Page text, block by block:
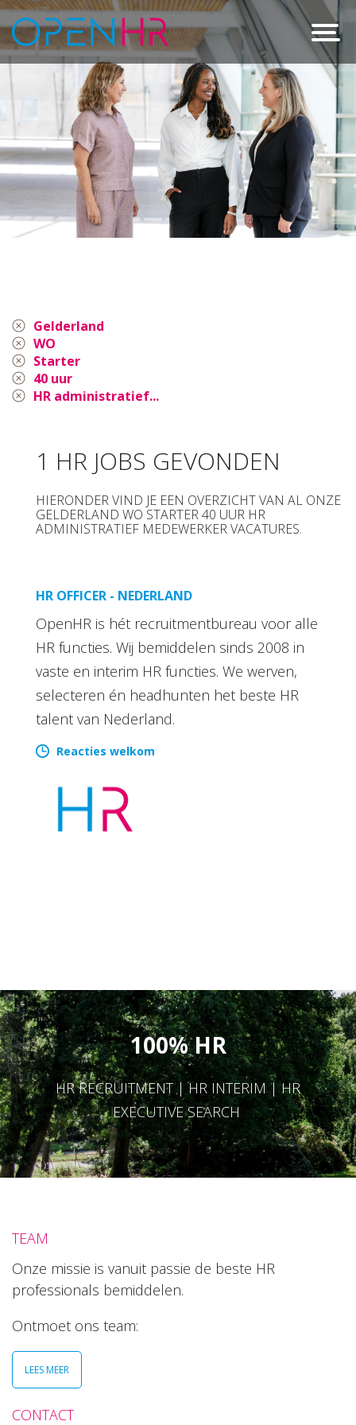
Gelderland
WO
Starter
40 uur
HR administratief...
1 HR JOBS GEVONDEN
HIERONDER VIND JE EEN OVERZICHT VAN AL ONZE
GELDERLAND WO STARTER 40 UUR HR
ADMINISTRATIEF MEDEWERKER VACATURES.
HR OFFICER - NEDERLAND
OpenHR is hét recruitmentbureau voor alle
HR functies. Wij bemiddelen sinds 2008 in
vaste en interim HR functies. We werven,
selecteren én headhunten het beste HR
talent van Nederland.
Reacties welkom
100% HR
HR RECRUITMENT | HR INTERIM | HR
EXECUTIVE SEARCH
TEAM
Onze missie is vanuit passie de beste HR
professionals bemiddelen.
Ontmoet ons team:
LEES MEER
CONTACT